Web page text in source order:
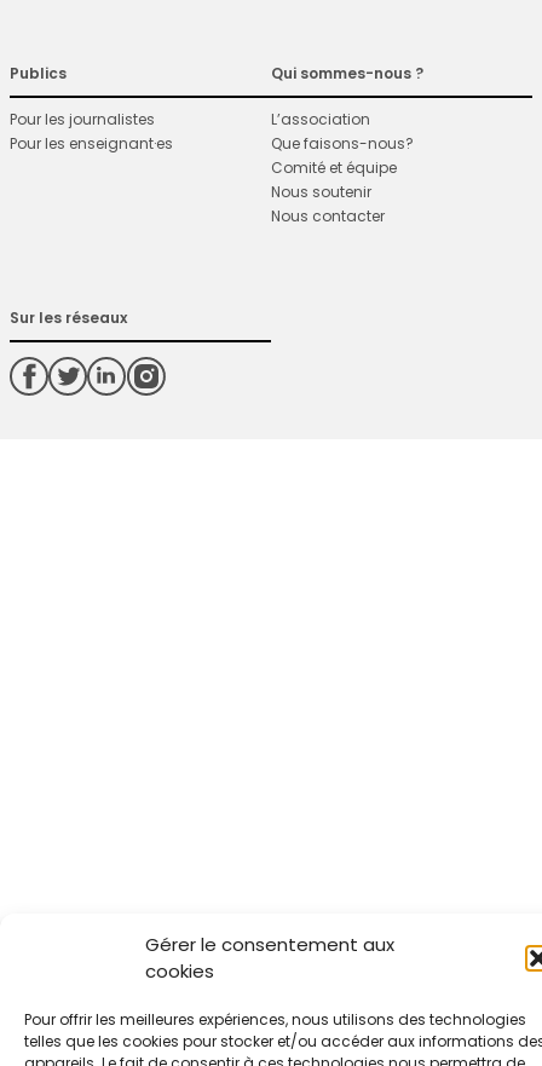
Gérer le consentement aux
cookies
Pour offrir les meilleures expériences, nous utilisons des technologies
telles que les cookies pour stocker et/ou accéder aux informations
Publics
Pour les journalistes
Pour les enseignant·es
Qui sommes-nous ?
L’association
Que faisons-nous?
Comité et équipe
Nous soutenir
Nous contacter
Sur les réseaux